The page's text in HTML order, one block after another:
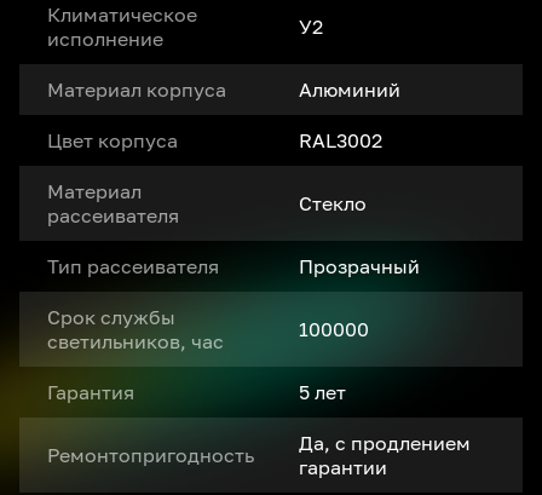
Климатическое
исполнение
У2
Материал корпуса Алюминий
Цвет корпуса RAL3002
Материал
рассеивателя
Стекло
Тип рассеивателя Прозрачный
Срок службы
светильников, час
100000
Гарантия 5 лет
Ремонтопригодность
Да, с продлением
гарантии